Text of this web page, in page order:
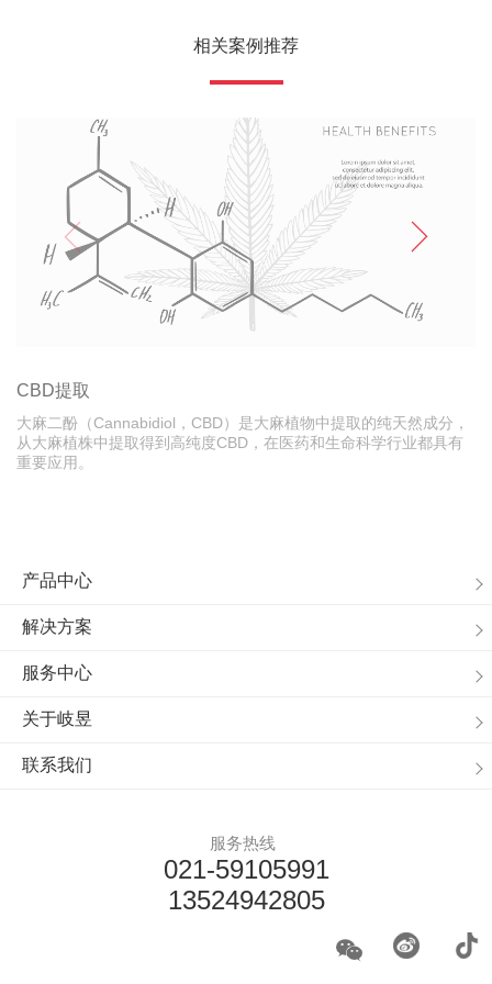
相关案例推荐
CBD提取
大麻二酚（Cannabidiol，CBD）是大麻植物中提取的纯天然成分，
从大麻植株中提取得到高纯度CBD，在医药和生命科学行业都具有
重要应用。
产品中心
解决方案
服务中心
关于岐昱
联系我们
服务热线
021-59105991
13524942805